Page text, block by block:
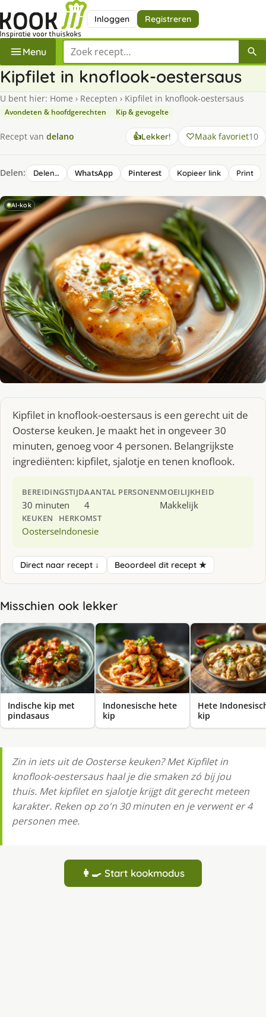
Inloggen Registreren
Menu Zoek een recept
Kipfilet in knoflook-oestersaus
U bent hier: Home › Recepten › Kipfilet in knoflook-oestersaus
Avondeten & hoofdgerechten Kip & gevogelte
Recept van delano 👍Lekker! Maak favoriet10
Delen: Delen… WhatsApp Pinterest Kopieer link Print
AI-kok
Kipfilet in knoflook-oestersaus is een gerecht uit de
Oosterse keuken. Je maakt het in ongeveer 30
minuten, genoeg voor 4 personen. Belangrijkste
ingrediënten: kipfilet, sjalotje en tenen knoflook.
BEREIDINGSTIJD
30 minuten
AANTAL PERSONEN
4
MOEILIJKHEID
Makkelijk
KEUKEN
Oosterse
HERKOMST
Indonesie
Direct naar recept ↓ Beoordeel dit recept ★
Misschien ook lekker
Indische kip met
pindasaus
Indonesische hete
kip
Hete
kip
Zin in iets uit de Oosterse keuken? Met Kipfilet in
knoflook-oestersaus haal je die smaken zó bij jou
thuis. Met kipfilet en sjalotje krijgt dit gerecht meteen
karakter. Reken op zo'n 30 minuten en je verwent er 4
personen mee.
👩‍🍳 Start kookmodus